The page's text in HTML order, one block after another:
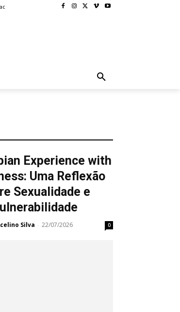
Experience with
Uma Reflexão
Sexualidade e
Silva - 22/07/2026 0